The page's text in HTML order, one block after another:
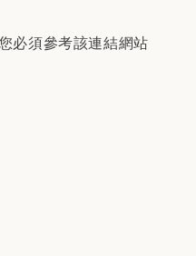
必須參考該連結網站